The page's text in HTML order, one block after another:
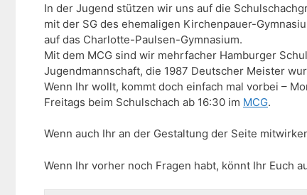
In der Jugend stützen wir uns auf die
mit der SG des ehemaligen Kirchenpauer-
auf das Charlotte-Paulsen-Gymnasium.
Mit dem MCG sind wir mehrfacher Hamburger
Jugendmannschaft, die 1987 Deutscher Meister
Wenn Ihr wollt, kommt doch einfach mal vorbei –
Freitags beim Schulschach ab 16:30 im MCG.
Wenn auch Ihr an der Gestaltung der Seite
Wenn Ihr vorher noch Fragen habt, könnt Ihr Euch